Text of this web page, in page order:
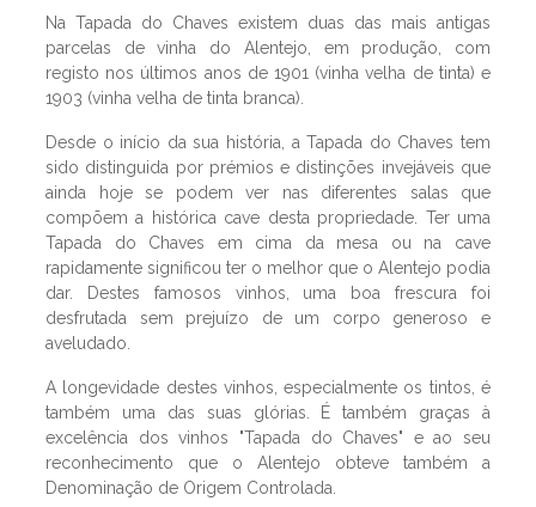
Na Tapada do Chaves existem duas das mais antigas
parcelas de vinha do Alentejo, em produção, com
registo nos últimos anos de 1901 (vinha velha de tinta) e
1903 (vinha velha de tinta branca).
Desde o início da sua história, a Tapada do Chaves tem
sido distinguida por prémios e distinções invejáveis que
ainda hoje se podem ver nas diferentes salas que
compõem a histórica cave desta propriedade. Ter uma
Tapada do Chaves em cima da mesa ou na cave
rapidamente significou ter o melhor que o Alentejo podia
dar. Destes famosos vinhos, uma boa frescura foi
desfrutada sem prejuízo de um corpo generoso e
aveludado.
A longevidade destes vinhos, especialmente os tintos, é
também uma das suas glórias. É também graças à
excelência dos vinhos "Tapada do Chaves" e ao seu
reconhecimento que o Alentejo obteve também a
Denominação de Origem Controlada.